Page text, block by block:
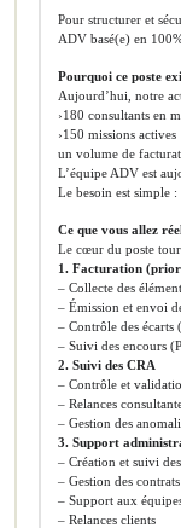
Pour structurer et
ADV basé(e) en
Pourquoi ce poste
Aujourd’hui, notre
›180 consultants en
›150 missions actives
un volume de
L’équipe ADV est
Le besoin est simple
Ce que vous allez
Le cœur du poste
1. Facturation
– Collecte des
– Émission et envoi
– Contrôle des
– Suivi des encours
2. Suivi des CRA
– Contrôle et
– Relances
– Gestion des
3. Support
– Création et suivi
– Gestion des
– Support aux
– Relances clients